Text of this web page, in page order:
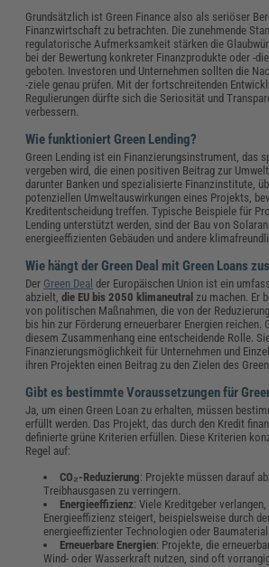
Grundsätzlich ist Green Finance also als seriöser
Finanzwirtschaft zu betrachten. Die zunehmende
regulatorische Aufmerksamkeit stärken die
bei der Bewertung konkreter Finanzprodukte oder -
geboten. Investoren und Unternehmen sollten die
-ziele genau prüfen. Mit der fortschreitenden
Regulierungen dürfte sich die Seriosität und
verbessern.
Wie funktioniert Green Lending?
Green Lending ist ein Finanzierungsinstrument, das
vergeben wird, die einen positiven Beitrag zur
darunter Banken und spezialisierte Finanzinstitute,
potenziellen Umweltauswirkungen eines Projekts,
Kreditentscheidung treffen. Typische Beispiele für
Lending unterstützt werden, sind der Bau von
energieeffizienten Gebäuden und andere
Wie hängt der Green Deal mit Green Loans
Der Green Deal der Europäischen Union ist ein
abzielt,die EU bis 2050 klimaneutral zu machen. Er
von politischen Maßnahmen, die von der
bis hin zur Förderung erneuerbarer Energien reichen.
diesem Zusammenhang eine entscheidende Rolle.
Finanzierungsmöglichkeit für Unternehmen und
ihren Projekten einen Beitrag zu den Zielen des
Gibt es bestimmte Voraussetzungen für
Ja, um einen Green Loan zu erhalten, müssen
erfüllt werden. Das Projekt, das durch den Kredit
definierte grüne Kriterien erfüllen. Diese Kriterien
Regel auf:
CO₂-Reduzierung: Projekte müssen darauf
Treibhausgasen zu verringern.
Energieeffizienz: Viele Kreditgeber
Energieeffizienz steigert, beispielsweise durch
energieeffizienter Technologien oder
Erneuerbare Energien: Projekte, die
Wind- oder Wasserkraft nutzen, sind oft